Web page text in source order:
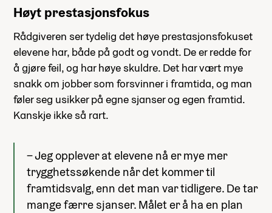
Høyt prestasjonsfokus
Rådgiveren ser tydelig det høye prestasjonsfokuset
elevene har, både på godt og vondt. De er redde for
å gjøre feil, og har høye skuldre. Det har vært mye
snakk om jobber som forsvinner i framtida, og man
føler seg usikker på egne sjanser og egen framtid.
Kanskje ikke så rart.
– Jeg opplever at elevene nå er mye mer
trygghetssøkende når det kommer til
framtidsvalg, enn det man var tidligere. De tar
mange færre sjanser. Målet er å ha en plan